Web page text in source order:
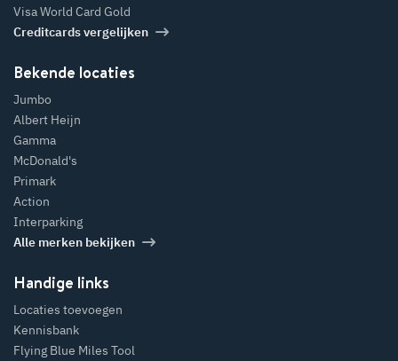
Visa World Card Gold
Creditcards vergelijken
Bekende locaties
Jumbo
Albert Heijn
Gamma
McDonald's
Primark
Action
Interparking
Alle merken bekijken
Handige links
Locaties toevoegen
Kennisbank
Flying Blue Miles Tool